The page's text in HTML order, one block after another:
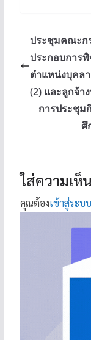
ประชุมคณะก
ประกอบการ
ตำแหน่งบุคล
(2) และลูกจ้า
การประชุม
ศึ
ใส่ความเห็น
คุณต้องเข้าสู่ระบบ